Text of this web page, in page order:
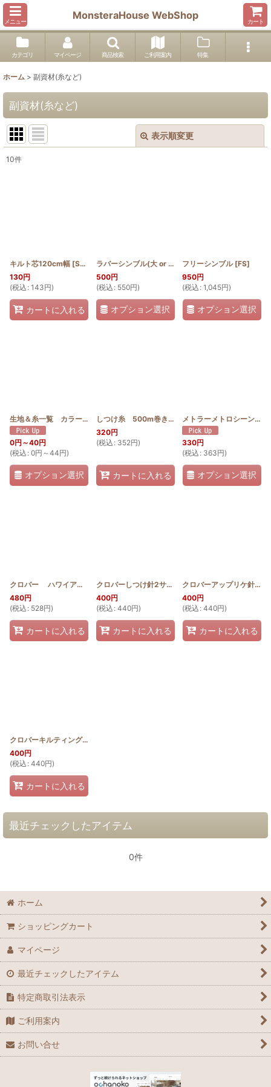
メニュー
MonsteraHouse WebShop
カート
カテゴリ マイページ 商品検索 ご利用案内 特集
ホーム > 副資材(糸など)
副資材(糸など)
表示順変更
10件
キルト芯120cm幅 [SCQ100
]
130円
(税込 : 143円)
カートに入れる
ラバーシンブル(大 or 小) [RS]
500円
(税込 : 550円)
オプション選択
フリーシンブル [FS]
950円
(税込 : 1,045円)
オプション選択
生地＆糸一覧 カラーコピー A4サイズ×4 [color_sample]
0円 ～40円
(税込 : 0円 ～44円)
オプション選択
しつけ糸 500m巻き
[SWS500]
320円
(税込 : 352円)
カートに入れる
メトラーメトロシーン（新）Art9171 100m
330円
(税込 : 363円)
オプション選択
クロバー ハワイアンキルト針 セット [SWKN00005]
480円
(税込 : 528円)
カートに入れる
クロバーしつけ針2サイズ [SWKN00003]
400円
(税込 : 440円)
カートに入れる
クロバーアップリケ針No.12
400円
(税込 : 440円)
カートに入れる
クロバーキルティング針No.12
400円
(税込 : 440円)
カートに入れる
最近チェックしたアイテム
0件
ホーム
ショッピングカート
マイページ
最近チェックしたアイテム
特定商取引法表示
ご利用案内
お問い合せ